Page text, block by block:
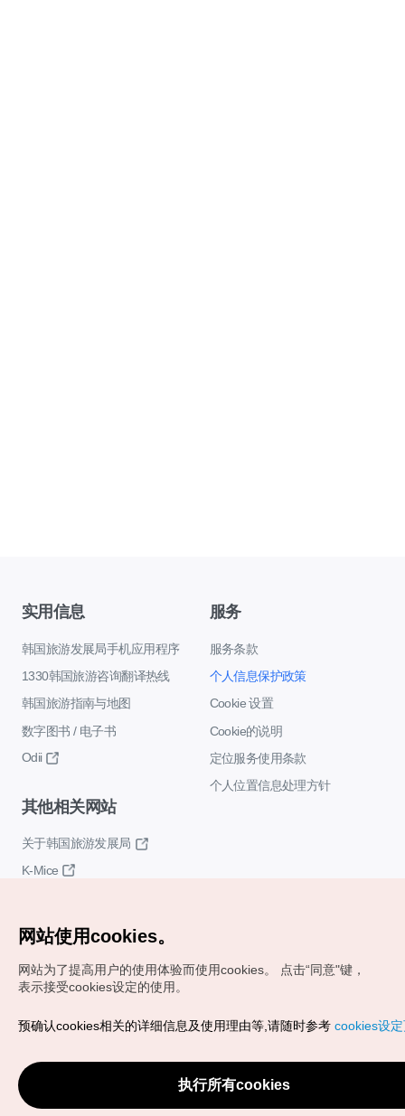
实用信息
韩国旅游发展局手机应用程序
1330韩国旅游咨询翻译热线
韩国旅游指南与地图
数字图书 / 电子书
Odii
服务
服务条款
个人信息保护政策
Cookie 设置
Cookie的说明
定位服务使用条款
个人位置信息处理方针
其他相关网站
关于韩国旅游发展局
K-Mice
Copyrights (c) 韩国旅游发展局版权所有
VISITKOREA官方邮箱
chnsim@knto.or.kr
网站使用cookies。
网站为了提高用户的使用体验而使用cookies。
点击“同意"键，
表示接受cookies设定的使用。
预确认cookies相关的详细信息及使用理由等,请随时参考 cookies设
执行所有cookies